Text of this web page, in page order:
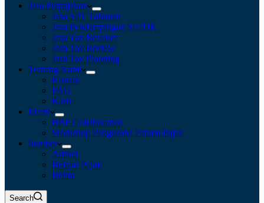
Jasa Perpajakan
Jasa SPT Tahunan
Jasa Pendampingan SP2DK
Jasa Tax Retainer
Jasa Tax Review
Jasa Tax Planning
Tentang Kami
Kontak
FAQ
Karir
Event
BBF Collaboration
Workshop Pengusaha Paham Pajak
Sumber
Artikel
Belajar Pajak
Berita
Search